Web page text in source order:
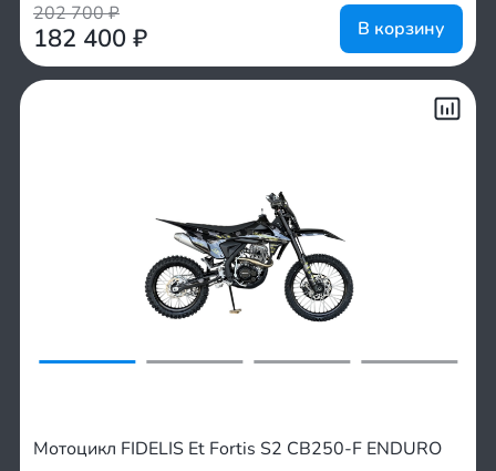
202 700₽
182 400 ₽ В корзину
Мотоцикл FIDELIS Et Fortis S2 CB250-F ENDURO